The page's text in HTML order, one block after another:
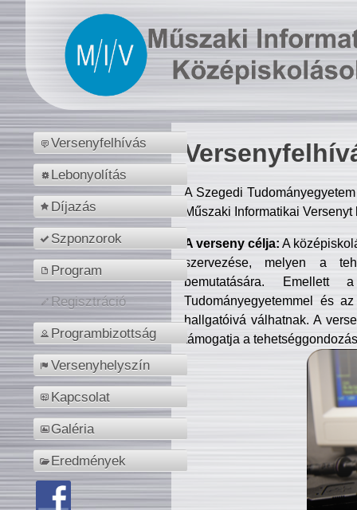
Versenyfelhívás
Lebonyolítás
Díjazás
Szponzorok
Program
Regisztráció
Programbizottság
Versenyhelyszín
Kapcsolat
Galéria
Eredmények
A Szegedi
Műszaki Informatikai
A verseny célja: A
szervezése, melyen a
bemutatására. Emellett
Tudományegyetemmel és
hallgatóivá válhatnak. A
támogatja a